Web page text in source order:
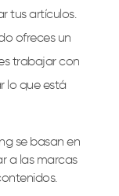
tus artículos.
ofreces un
trabajar con
lo que está
se basan en
a las marcas